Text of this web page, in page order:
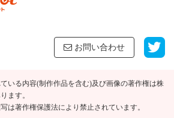
お問い合わせ
いる内容(制作作品を含む)及び画像の著作権は株
ます。
は著作権保護法により禁止されています。